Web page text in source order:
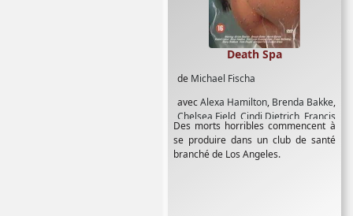
de Michael Fischa
avecAlexa Hamilton, Brenda Bakke,
Chelsea Field, Cindi Dietrich, Francis
X McCarthy,Hank Cheyne,Joseph
Whipp,Karen Michaels,Ken Foree,
Merritt Butrick ,Robert Lipton
Death Spa
Des morts horribles commencent à
se produire dans un club de santé
branché de Los Angeles.